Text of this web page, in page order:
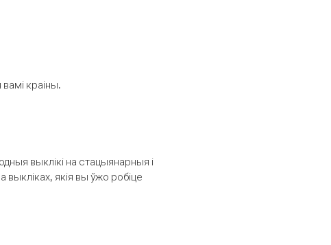
краіны.
выклікі на стацыянарныя і
якія вы ўжо робіце